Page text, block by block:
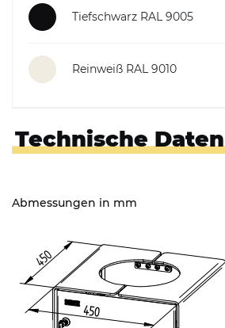
Tiefschwarz RAL 9005
Reinweiß RAL 9010
Technische Daten
Abmessungen in mm